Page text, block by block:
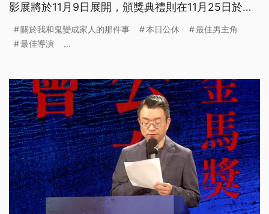
影展將於11月9日展開，頒獎典禮則在11月25日於國
關於我和鬼變成家人的那件事 本日公休
最佳男主角
最佳導演
...